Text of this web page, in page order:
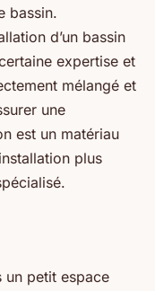
bassin.
d’un bassin
expertise et
mélangé et
une
est un matériau
plus
un petit espace